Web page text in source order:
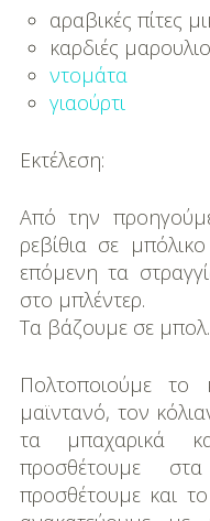
αραβικές πίτες
καρδιές
ντομάτα
γιαούρτι
Εκτέλεση:
Από την
ρεβίθια σε μπόλικο
επόμενη τα
στο μπλέντερ.
Τα βάζουμε σε μπολ.
Πολτοποιούμε το
μαϊντανό, τον
τα μπαχαρικά
προσθέτουμε
προσθέτουμε και